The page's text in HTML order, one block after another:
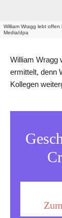
William Wragg lebt
Media/dpa
William Wragg
ermittelt, denn
Kollegen